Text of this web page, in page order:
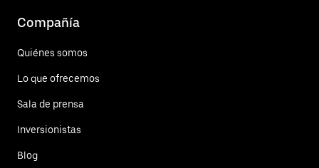
Compañía
Quiénes somos
Lo que ofrecemos
Sala de prensa
Inversionistas
Blog